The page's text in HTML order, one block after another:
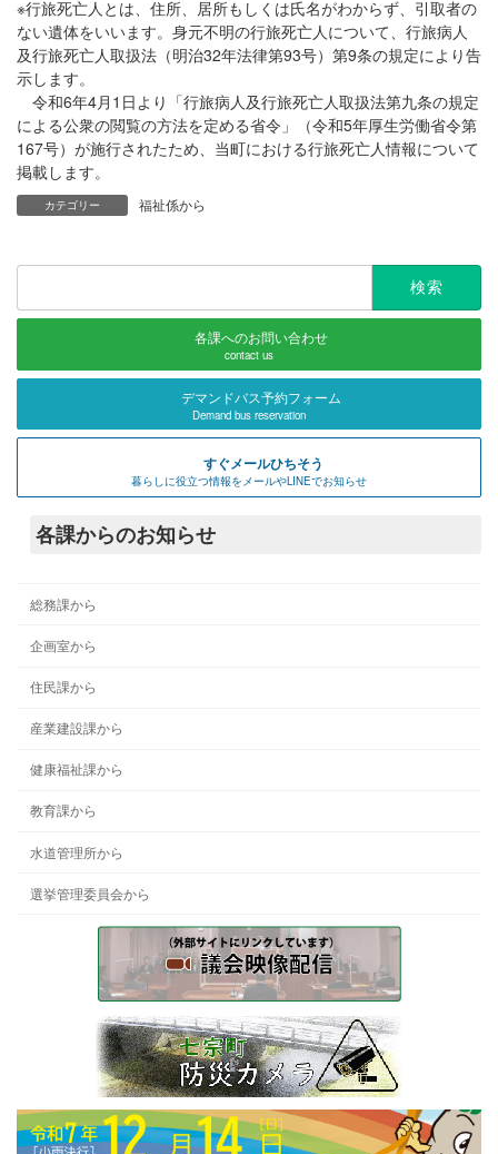
※行旅死亡人とは、住所、居所もしくは氏名がわからず、引取者の
ない遺体をいいます。身元不明の行旅死亡人について、行旅病人
及行旅死亡人取扱法（明治32年法律第93号）第9条の規定により告
示します。
令和6年4月1日より「行旅病人及行旅死亡人取扱法第九条の規定
による公衆の閲覧の方法を定める省令」（令和5年厚生労働省令第
167号）が施行されたため、当町における行旅死亡人情報について
掲載します。
カテゴリー 福祉係から
各課へのお問い合わせ
contact us
デマンドバス予約フォーム
Demand bus reservation
すぐメールひちそう
暮らしに役立つ情報をメールやLINEでお知らせ
各課からのお知らせ
総務課から
企画室から
住民課から
産業建設課から
健康福祉課から
教育課から
水道管理所から
選挙管理委員会から